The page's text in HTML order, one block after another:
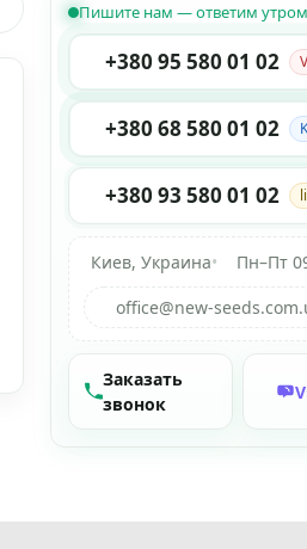
Пишите нам — ответим утром
+380 95 580 01 02
+380 68 580 01 02
+380 93 580 01 02
Киев, Украина•
Пн–Пт
office@new-
Заказать
звонок